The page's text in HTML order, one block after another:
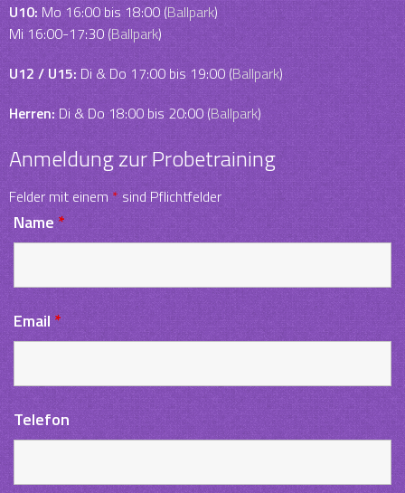
U10: Mo 16:00 bis 18:00 (Ballpark)
Mi 16:00-17:30 (Ballpark)
U12 / U15: Di & Do 17:00 bis 19:00 (Ballpark)
Herren:Di & Do 18:00 bis 20:00 (Ballpark)
Anmeldung zur Probetraining
Felder mit einem*sind Pflichtfelder
Name*
Email*
Telefon